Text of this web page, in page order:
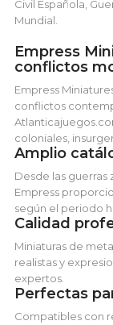
Civil Española,
Mundial.
Empress
conflictos
Empress
conflictos
coloniales,
Amplio
Desde las guerras
Empress
según el periodo
Calidad
Miniaturas de
realistas y
expertos.
Perfectas
Compatibles con